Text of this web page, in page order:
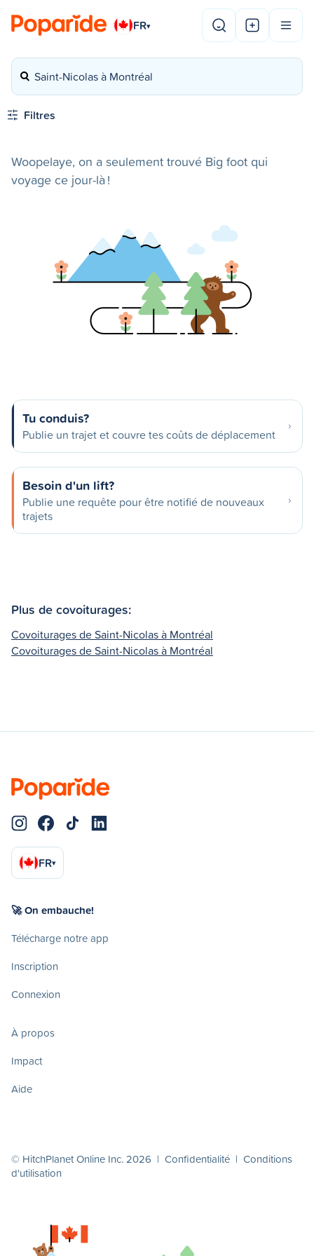
FR▾
Saint-Nicolas à Montréal
Filtres
Woopelaye, on a seulement trouvé Big foot qui
voyage ce jour-là !
Tu conduis?
Publie un trajet et couvre tes coûts de déplacement
Besoin d'un lift?
Publie une requête pour être notifié de nouveaux
trajets
Plus de covoiturages:
Covoiturages de Saint-Nicolas à Montréal
Covoiturages de Saint-Nicolas à Montréal
FR▾
🚀 On embauche!
Télécharge notre app
Inscription
Connexion
À propos
Impact
Aide
© HitchPlanet Online Inc. 2026 | Confidentialité | Conditions
d'utilisation